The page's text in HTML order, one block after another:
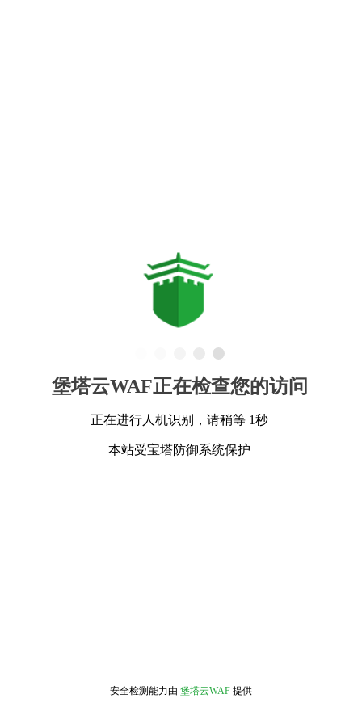
堡塔云WAF正在检查您的访问
正在进行人机识别，请稍等 1秒
本站受宝塔防御系统保护
安全检测能力由 堡塔云WAF 提供